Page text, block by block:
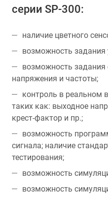
серии SP-300:
наличие цветного
возможность задания
возможность задания
напряжения и частоты;
контроль в реальном
таких как: выходное
крест-фактор и пр.;
возможность
сигнала; наличие
тестирования;
возможность
возможность